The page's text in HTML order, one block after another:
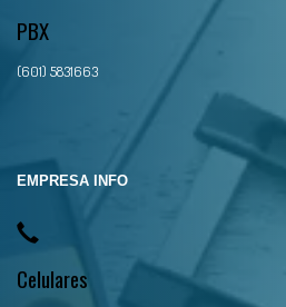
PBX
(601) 5831663
EMPRESA INFO
Celulares